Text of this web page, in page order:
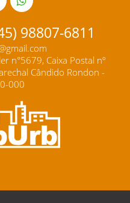
98807-6811
n°5679, Caixa Postal nº
Cândido Rondon -
000